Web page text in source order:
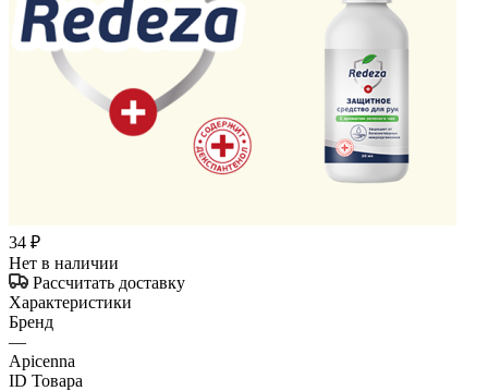
34 ₽
Нет в наличии
Рассчитать доставку
Характеристики
Бренд
—
Apicenna
ID Товара